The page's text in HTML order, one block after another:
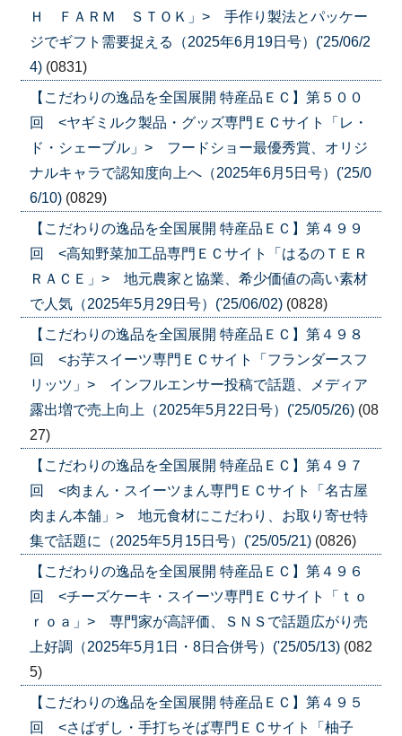
Ｈ ＦＡＲＭ ＳＴＯＫ」> 手作り製法とパッケー
ジでギフト需要捉える（2025年6月19日号）('25/06/2
4) (0831)
【こだわりの逸品を全国展開 特産品ＥＣ】第５００
回 <ヤギミルク製品・グッズ専門ＥＣサイト「レ・
ド・シェーブル」> フードショー最優秀賞、オリジ
ナルキャラで認知度向上へ（2025年6月5日号）('25/0
6/10) (0829)
【こだわりの逸品を全国展開 特産品ＥＣ】第４９９
回 <高知野菜加工品専門ＥＣサイト「はるのＴＥＲ
ＲＡＣＥ」> 地元農家と協業、希少価値の高い素材
で人気（2025年5月29日号）('25/06/02) (0828)
【こだわりの逸品を全国展開 特産品ＥＣ】第４９８
回 <お芋スイーツ専門ＥＣサイト「フランダースフ
リッツ」> インフルエンサー投稿で話題、メディア
露出増で売上向上（2025年5月22日号）('25/05/26) (08
27)
【こだわりの逸品を全国展開 特産品ＥＣ】第４９７
回 <肉まん・スイーツまん専門ＥＣサイト「名古屋
肉まん本舗」> 地元食材にこだわり、お取り寄せ特
集で話題に（2025年5月15日号）('25/05/21) (0826)
【こだわりの逸品を全国展開 特産品ＥＣ】第４９６
回 <チーズケーキ・スイーツ専門ＥＣサイト「ｔｏ
ｒｏａ」> 専門家が高評価、ＳＮＳで話題広がり売
上好調（2025年5月1日・8日合併号）('25/05/13) (082
5)
【こだわりの逸品を全国展開 特産品ＥＣ】第４９５
回 <さばずし・手打ちそば専門ＥＣサイト「柚子